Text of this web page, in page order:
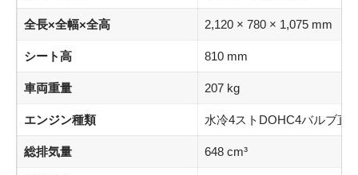
全長×全幅×全高 2,120 × 780 × 1,075 mm
シート高 810 mm
車両重量 207 kg
エンジン種類 水冷4ストDOHC4バルブ直
総排気量 648 cm³